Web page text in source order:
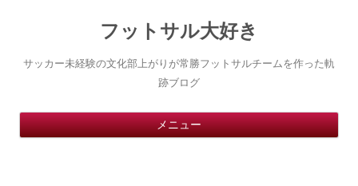
フットサル大好き
サッカー未経験の文化部上がりが常勝フットサルチームを作った軌
跡ブログ
メニュー